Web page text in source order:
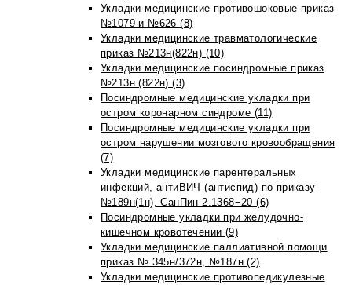
Укладки медицинские противошоковые приказ
№1079 и №626 (8)
Укладки медицинские травматологические
приказ №213н(822н) (10)
Укладки медицинские посиндромные приказ
№213н (822н) (3)
Посиндромные медицинские укладки при
остром коронарном синдроме (11)
Посиндромные медицинские укладки при
остром нарушении мозгового кровообращения
(7)
Укладки медицинские парентеральных
инфекций, антиВИЧ (антиспид) по приказу
№189н(1н), СанПин 2.1368−20 (6)
Посиндромные укладки при желудочно-
кишечном кровотечении (9)
Укладки медицинские паллиативной помощи
приказ № 345н/372н, №187н (2)
Укладки медицинские противопедикулезные